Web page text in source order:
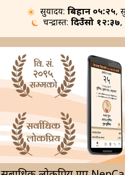
सुर्योदय:बिहान ०५:२५,
चन्द्रास्त:दिउँसो १२:३७,